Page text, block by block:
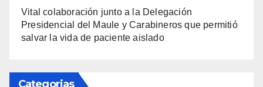
Vital colaboración junto a la Delegación
Presidencial del Maule y Carabineros que permitió
salvar la vida de paciente aislado
Categorias